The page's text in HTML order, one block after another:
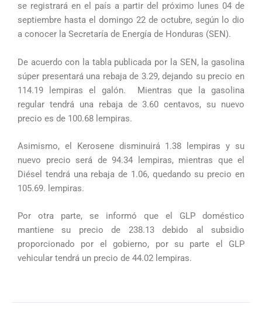
se registrará en el país a partir del próximo lunes 04 de
septiembre hasta el domingo 22 de octubre, según lo dio
a conocer la Secretaría de Energía de Honduras (SEN).
De acuerdo con la tabla publicada por la SEN, la gasolina
súper presentará una rebaja de 3.29, dejando su precio en
114.19 lempiras el galón. Mientras que la gasolina
regular tendrá una rebaja de 3.60 centavos, su nuevo
precio es de 100.68 lempiras.
Asimismo, el Kerosene disminuirá 1.38 lempiras y su
nuevo precio será de 94.34 lempiras, mientras que el
Diésel tendrá una rebaja de 1.06, quedando su precio en
105.69. lempiras.
Por otra parte, se informó que el GLP doméstico
mantiene su precio de 238.13 debido al subsidio
proporcionado por el gobierno, por su parte el GLP
vehicular tendrá un precio de 44.02 lempiras.